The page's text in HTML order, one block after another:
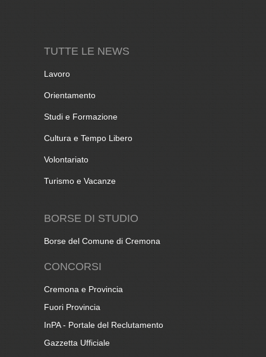
TUTTE LE NEWS
Lavoro
Orientamento
Studi e Formazione
Cultura e Tempo Libero
Volontariato
Turismo e Vacanze
BORSE DI STUDIO
Borse del Comune di Cremona
CONCORSI
Cremona e Provincia
Fuori Provincia
InPA - Portale del Reclutamento
Gazzetta Ufficiale